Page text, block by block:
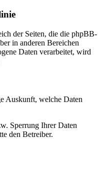
der Seiten, die die phpBB-
in anderen Bereichen
Daten verarbeitet, wird
Auskunft, welche Daten
Sperrung Ihrer Daten
den Betreiber.